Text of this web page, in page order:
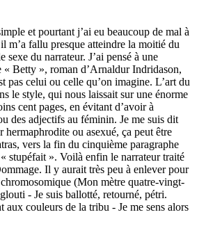
et pourtant j’ai eu beaucoup de mal à
m’a fallu presque atteindre la moitié du
sexe du narrateur. J’ai pensé à une
« Betty », roman d’Arnaldur Indridason,
pas celui ou celle qu’on imagine. L’art du
le style, qui nous laissait sur une énorme
cent pages, en évitant d’avoir à
des adjectifs au féminin. Je me suis dit
hermaphrodite ou asexué, ça peut être
vers la fin du cinquième paragraphe
stupéfait ». Voilà enfin le narrateur traité
Il y aurait très peu à enlever pour
(Mon mètre quatre-vingt-
- Je suis ballotté, retourné, pétri.
aux couleurs de la tribu - Je me sens alors